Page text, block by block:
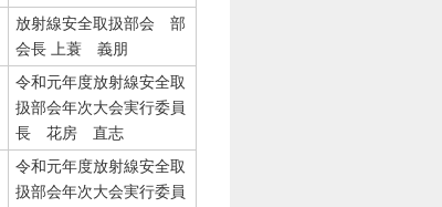
放射線安全取扱部会 部
会長 上蓑 義朋
令和元年度放射線安全取
扱部会年次大会実行委員
長 花房 直志
令和元年度放射線安全取
扱部会年次大会実行委員